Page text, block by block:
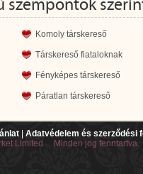
szempontok
Komoly társkereső
Társkereső fiataloknak
Fényképes társkereső
Páratlan társkereső
Adatvédelem és szerződési
Limited Minden jog fenntartva.